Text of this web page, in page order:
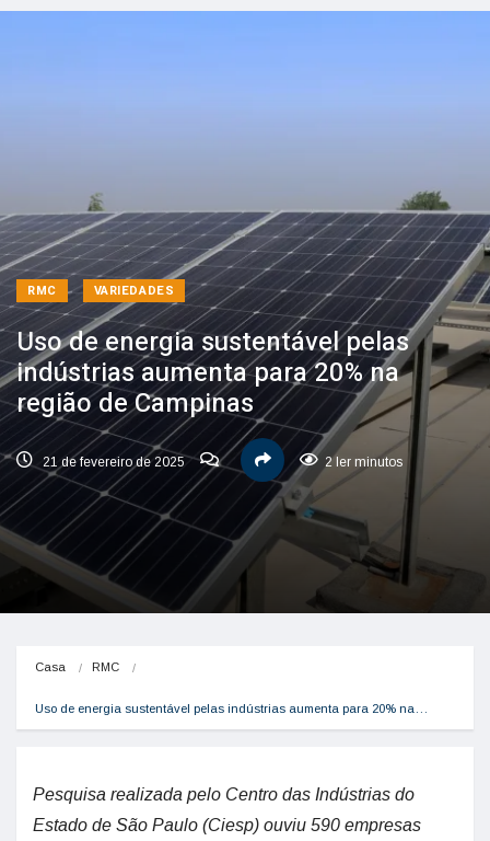
RMC VARIEDADES
Uso de energia sustentável pelas
indústrias aumenta para 20% na
região de Campinas
21 de fevereiro de 2025 2 ler minutos
Casa RMC
Uso de energia sustentável pelas indústrias aumenta para 20% na…
Pesquisa realizada pelo Centro das Indústrias do
Estado de São Paulo (Ciesp) ouviu 590 empresas